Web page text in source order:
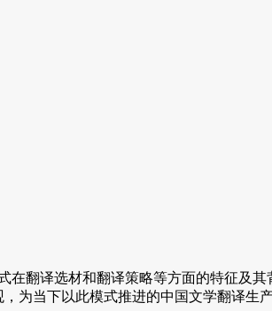
翻译选材和翻译策略等方面的特征及其
为当下以此模式推进的中国文学翻译生产